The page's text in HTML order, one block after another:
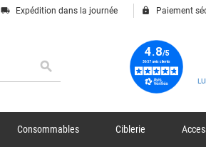
local_shipping Expédition dans la journée lock Paiement
search
Consommables Ciblerie